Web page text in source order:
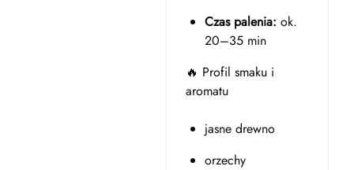
Czas palenia: ok.
20–35 min
🔥 Profil smaku i
aromatu
jasne drewno
orzechy